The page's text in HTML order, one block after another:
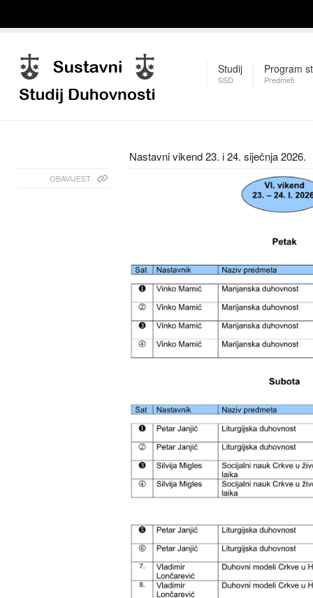
Studij
SSD
Program
Predmeti
Nastavni vikend 23. i 24. siječnja 2026.
OBAVIJEST